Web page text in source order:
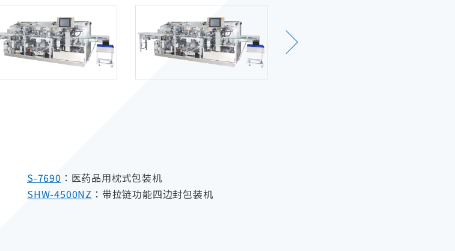
S-7690 ：医药品用枕式包装机
SHW-4500NZ ：带拉链功能四边封包装机